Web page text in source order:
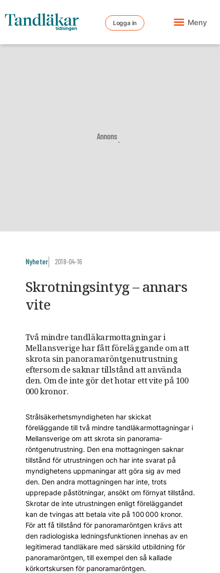
Logga in Meny
Annons
Nyheter 2018-04-16
Skrotningsintyg – annars
vite
Två mindre tandläkarmottagningar i
Mellansverige har fått föreläggande om att
skrota sin panorama­röntgenutrustning
eftersom de saknar tillstånd att använda
den. Om de inte gör det hotar ett vite på 100
000 kronor.
Strålsäkerhetsmyndigheten har skickat
föreläggande till två mindre tandläkarmottagningar i
Mellansverige om att skrota sin panorama­
röntgenutrustning. Den ena mottagningen saknar
tillstånd för utrustningen och har inte svarat på
myndighetens uppmaningar att göra sig av med
den. Den andra mottagningen har inte, trots
upprepade påstötningar, ansökt om förnyat tillstånd.
Skrotar de inte utrustningen enligt föreläggandet
kan de tvingas att betala vite på 100 000 kronor.
För att få tillstånd för panoramaröntgen krävs att
den radiologiska ledningsfunktionen innehas av en
legitimerad tandläkare med särskild utbildning för
panoramaröntgen, till exempel den så kallade
körkortskursen för panoramaröntgen.